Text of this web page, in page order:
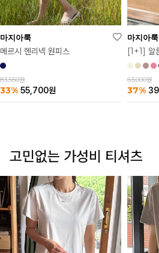
마지아룩
메르시 헨리넥 원피스
83,550원
33% 55,700원
마지아룩
[1+1] 알
63,000원
37%
고민없는 가성비 티셔츠